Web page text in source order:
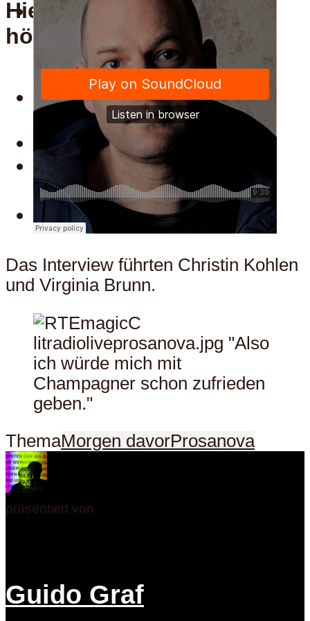
Menu
Hier kann man uns auch
hören:
Hier kann man uns auch
hören:
Spotify
Apple
Menu
Das Interview führten Christin Kohlen
und Virginia Brunn.
ThemaMorgen davorProsanova
präsentiert von
Guido Graf